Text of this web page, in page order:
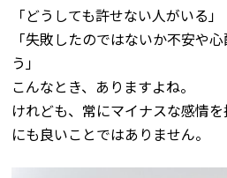
「どうしても許せない人がいる」
「失敗したのではないか不安や
う」
こんなとき、ありますよね。
けれども、常にマイナスな感情
にも良いことではありません。